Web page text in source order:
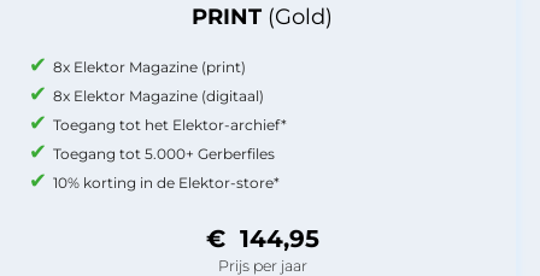
PRINT (Gold)
8x Elektor Magazine (print)
8x Elektor Magazine (digitaal)
Toegang tot het Elektor-archief*
Toegang tot 5.000+ Gerberfiles
10% korting in de Elektor-store*
€ 144,95
Prijs per jaar